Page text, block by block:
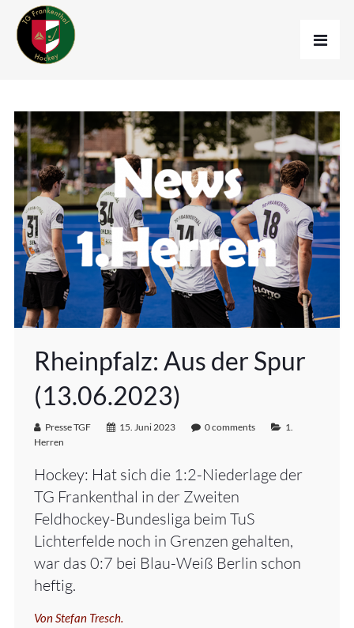
Rheinpfalz: Aus der Spur
(13.06.2023)
Presse TGF 15. Juni 2023 0 comments
1.
Herren
Hockey: Hat sich die 1:2-Niederlage der
TG Frankenthal in der Zweiten
Feldhockey-Bundesliga beim TuS
Lichterfelde noch in Grenzen gehalten,
war das 0:7 bei Blau-Weiß Berlin schon
heftig.
Von Stefan Tresch.